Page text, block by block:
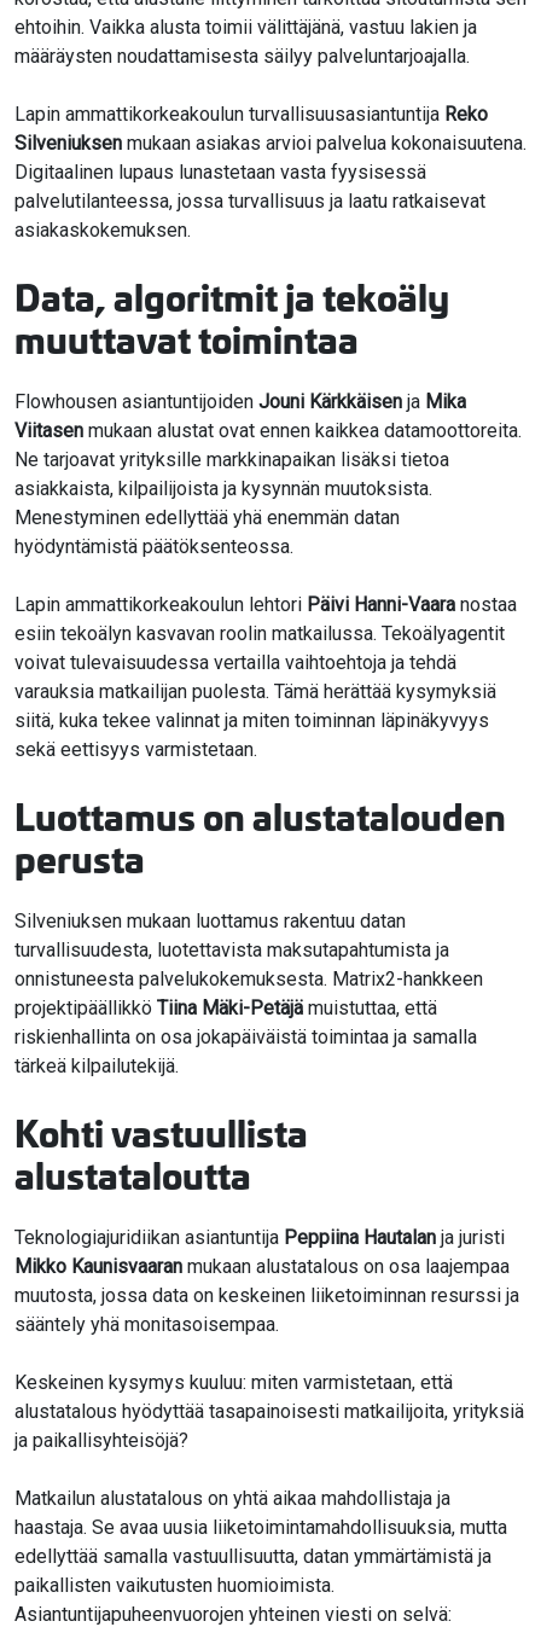
ehtoihin. Vaikka alusta toimii välittäjänä, vastuu lakien ja
määräysten noudattamisesta säilyy palveluntarjoajalla.
Lapin ammattikorkeakoulun turvallisuusasiantuntija Reko
Silveniuksen mukaan asiakas arvioi palvelua kokonaisuutena.
Digitaalinen lupaus lunastetaan vasta fyysisessä
palvelutilanteessa, jossa turvallisuus ja laatu ratkaisevat
asiakaskokemuksen.
Data, algoritmit ja tekoäly
muuttavat toimintaa
Flowhousen asiantuntijoiden Jouni Kärkkäisen ja Mika
Viitasen mukaan alustat ovat ennen kaikkea datamoottoreita.
Ne tarjoavat yrityksille markkinapaikan lisäksi tietoa
asiakkaista, kilpailijoista ja kysynnän muutoksista.
Menestyminen edellyttää yhä enemmän datan
hyödyntämistä päätöksenteossa.
Lapin ammattikorkeakoulun lehtori Päivi Hanni-Vaara nostaa
esiin tekoälyn kasvavan roolin matkailussa. Tekoälyagentit
voivat tulevaisuudessa vertailla vaihtoehtoja ja tehdä
varauksia matkailijan puolesta. Tämä herättää kysymyksiä
siitä, kuka tekee valinnat ja miten toiminnan läpinäkyvyys
sekä eettisyys varmistetaan.
Luottamus on alustatalouden
perusta
Silveniuksen mukaan luottamus rakentuu datan
turvallisuudesta, luotettavista maksutapahtumista ja
onnistuneesta palvelukokemuksesta. Matrix2-hankkeen
projektipäällikkö Tiina Mäki-Petäjä muistuttaa, että
riskienhallinta on osa jokapäiväistä toimintaa ja samalla
tärkeä kilpailutekijä.
Kohti vastuullista
alustataloutta
Teknologiajuridiikan asiantuntija Peppiina Hautalan ja juristi
Mikko Kaunisvaaran mukaan alustatalous on osa laajempaa
muutosta, jossa data on keskeinen liiketoiminnan resurssi ja
sääntely yhä monitasoisempaa.
Keskeinen kysymys kuuluu: miten varmistetaan, että
alustatalous hyödyttää tasapainoisesti matkailijoita, yrityksiä
ja paikallisyhteisöjä?
Matkailun alustatalous on yhtä aikaa mahdollistaja ja
haastaja. Se avaa uusia liiketoimintamahdollisuuksia, mutta
edellyttää samalla vastuullisuutta, datan ymmärtämistä ja
paikallisten vaikutusten huomioimista.
Asiantuntijapuheenvuorojen yhteinen viesti on selvä: